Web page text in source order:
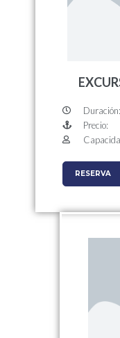
Precio:
RESERVA